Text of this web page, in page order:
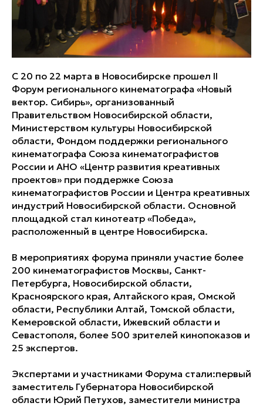
С 20 по 22 марта в Новосибирске прошел II
Форум регионального кинематографа «Новый
вектор. Сибирь», организованный
Правительством Новосибирской области,
Министерством культуры Новосибирской
области, Фондом поддержки регионального
кинематографа Союза кинематографистов
России и АНО «Центр развития креативных
проектов» при поддержке Союза
кинематографистов России и Центра креативных
индустрий Новосибирской области. Основной
площадкой стал кинотеатр «Победа»,
расположенный в центре Новосибирска.
В мероприятиях форума приняли участие болеe
200 кинематографистов Москвы, Санкт-
Петербурга, Новосибирской области,
Красноярского края, Алтайского края, Омской
области, Республики Алтай, Томской области,
Кемеровской области, Ижевский области и
Севастополя, более 500 зрителей кинопоказов и
25 экспертов.
Экспертами и участниками Форума стали:первый
заместитель Губернатора Новосибирской
области Юрий Петухов, заместители министра